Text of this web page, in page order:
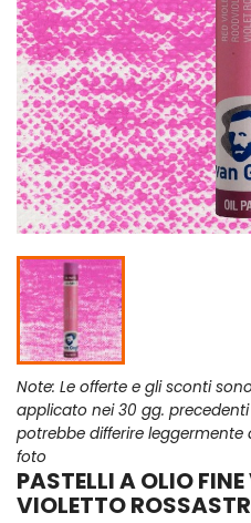
Note: Le offerte e gli sconti
applicato nei 30 gg.
potrebbe differire
foto
PASTELLI A OLIO
VIOLETTO